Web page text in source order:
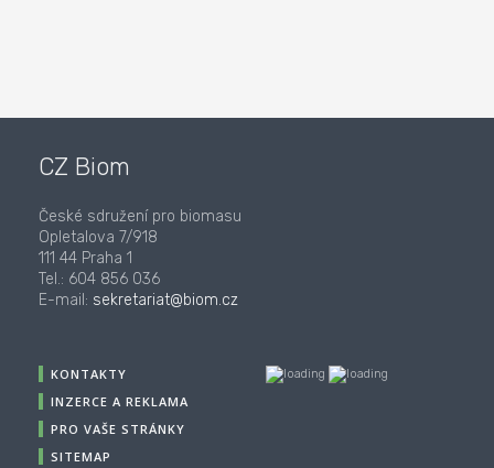
CZ Biom
České sdružení pro biomasu
Opletalova 7/918
111 44 Praha 1
Tel.: 604 856 036
E-mail: sekretariat@biom.cz
KONTAKTY
INZERCE A REKLAMA
PRO VAŠE STRÁNKY
SITEMAP